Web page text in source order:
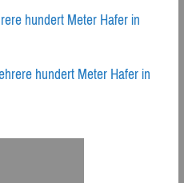
hundert Meter Hafer in
hundert Meter Hafer in